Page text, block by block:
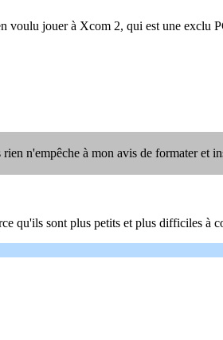
voulu jouer à Xcom 2, qui est une exclu
n'empêche à mon avis de formater et
qu'ils sont plus petits et plus difficiles à